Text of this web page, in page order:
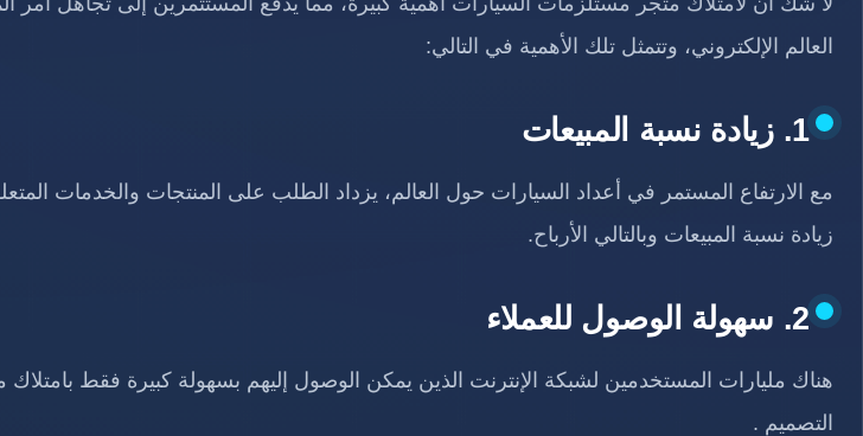
العالم الإلكتروني، وتتمثل تلك الأهمية في التالي:
1. زيادة نسبة المبيعات
مع الارتفاع المستمر في أعداد السيارات حول العالم، يزداد الطلب على المنتجات والخدمات
زيادة نسبة المبيعات وبالتالي الأرباح.
2. سهولة الوصول للعملاء
هناك مليارات المستخدمين لشبكة الإنترنت الذين يمكن الوصول إليهم بسهولة كبيرة فقط
التصميم .